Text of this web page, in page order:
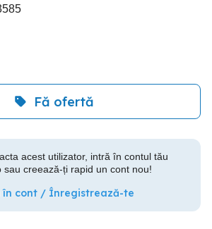
Fă ofertă
acest utilizator, intră în contul tău
sau creează-ți rapid un cont nou!
cont / Înregistrează-te